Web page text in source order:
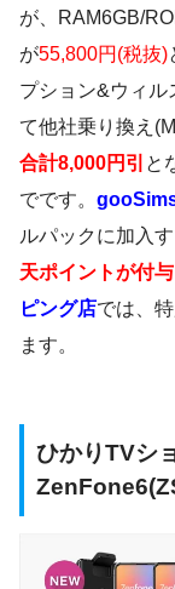
が、RAM6GB/
が55,800円(税抜)
プション&ウィル
て他社乗り換え
合計8,000円引 と
でです。
ルパックに加入
天ポイントが付与
ピング店では、
ます。
ひかりTVシ